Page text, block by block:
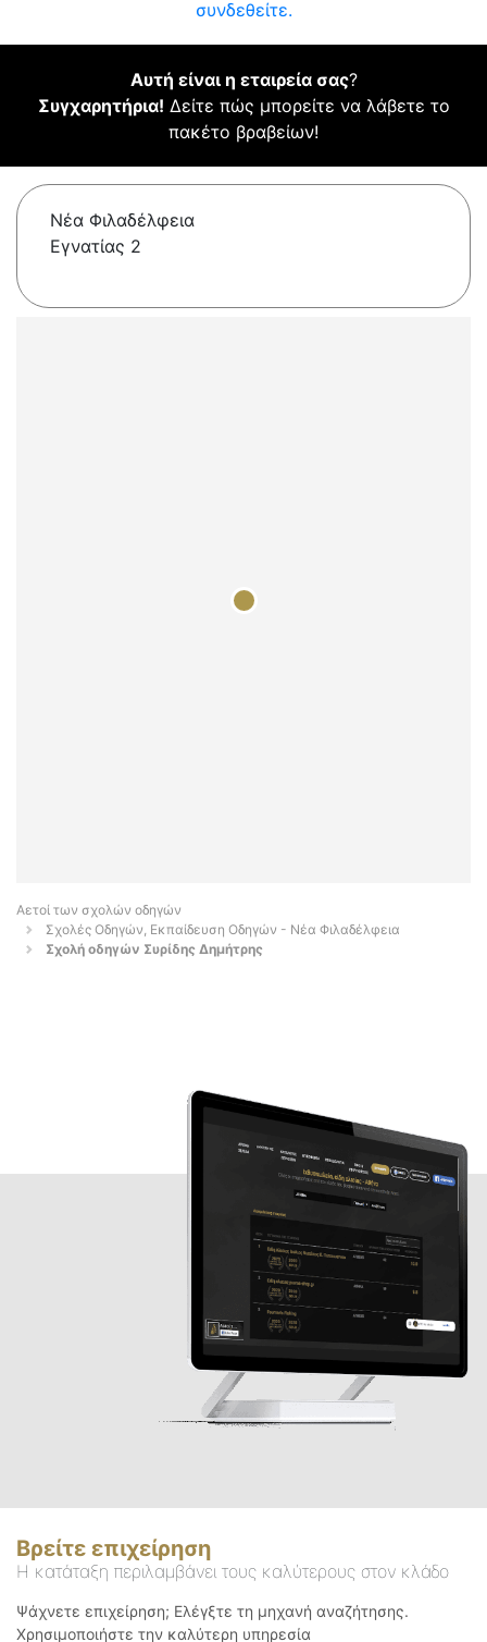
συνδεθείτε.
Αυτή είναι η εταιρεία σας?
Συγχαρητήρια! Δείτε πώς μπορείτε να λάβετε το
πακέτο βραβείων!
Νέα Φιλαδέλφεια
Εγνατίας 2
Αετοί των σχολών οδηγών
Σχολές Οδηγών, Εκπαίδευση Οδηγών - Νέα Φιλαδέλφεια
Σχολή οδηγών Συρίδης Δημήτρης
Βρείτε επιχείρηση
Η κατάταξη περιλαμβάνει τους καλύτερους στον κλάδο
Ψάχνετε επιχείρηση; Ελέγξτε τη μηχανή αναζήτησης.
Χρησιμοποιήστε την καλύτερη υπηρεσία